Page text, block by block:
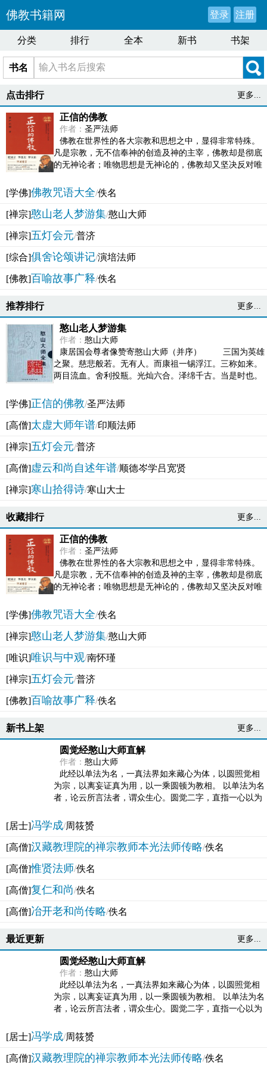
佛教书籍网 登录 注册
分类 排行 全本 新书 书架
书名
点击排行 更多...
正信的佛教
作者： 圣严法师
佛教在世界性的各大宗教和思想之中，显得非常特殊。
凡是宗教，无不信奉神的创造及神的主宰，佛教却是彻底
的无神论者；唯物思想是无神论的，佛教却又坚决反对唯
[学佛]佛教咒语大全/佚名
[禅宗]憨山老人梦游集/憨山大师
[禅宗]五灯会元/普济
[综合]俱舍论颂讲记/演培法师
[佛教]百喻故事广释/佚名
推荐排行 更多...
憨山老人梦游集
作者： 憨山大师
康居国会尊者像赞寄憨山大师（并序） 三国为英雄
之聚。慈悲般若。无有人。而康祖一锡浮江。三称如来。
两目流血。舍利投瓶。光灿六合。泽绵千古。当是时也。
[学佛]正信的佛教/圣严法师
[高僧]太虚大师年谱/印顺法师
[禅宗]五灯会元/普济
[高僧]虚云和尚自述年谱/顺德岑学吕宽贤
[禅宗]寒山拾得诗/寒山大士
收藏排行 更多...
正信的佛教
作者： 圣严法师
佛教在世界性的各大宗教和思想之中，显得非常特殊。
凡是宗教，无不信奉神的创造及神的主宰，佛教却是彻底
的无神论者；唯物思想是无神论的，佛教却又坚决反对唯
[学佛]佛教咒语大全/佚名
[禅宗]憨山老人梦游集/憨山大师
[唯识]唯识与中观/南怀瑾
[禅宗]五灯会元/普济
[佛教]百喻故事广释/佚名
新书上架 更多...
圆觉经憨山大师直解
作者： 憨山大师
此经以单法为名，一真法界如来藏心为体，以圆照觉相
为宗，以离妄证真为用，以一乘圆顿为教相。 以单法为名
者，论云所言法者，谓众生心。圆觉二字，直指一心以为
[居士]冯学成/周筱赟
[高僧]汉藏教理院的禅宗教师本光法师传略/佚名
[高僧]惟贤法师/佚名
[高僧]复仁和尚/佚名
[高僧]冶开老和尚传略/佚名
最近更新 更多...
圆觉经憨山大师直解
作者： 憨山大师
此经以单法为名，一真法界如来藏心为体，以圆照觉相
为宗，以离妄证真为用，以一乘圆顿为教相。 以单法为名
者，论云所言法者，谓众生心。圆觉二字，直指一心以为
[居士]冯学成/周筱赟
[高僧]汉藏教理院的禅宗教师本光法师传略/佚名